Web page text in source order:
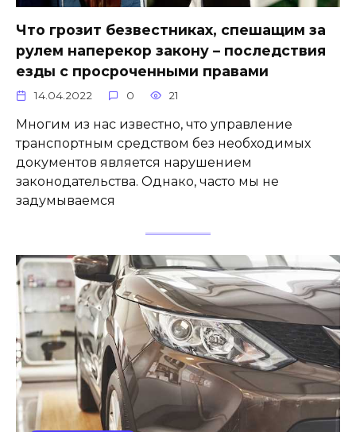
Что грозит безвестниках, спешащим за
рулем наперекор закону – последствия
езды с просроченными правами
14.04.2022 0 21
Многим из нас известно, что управление
транспортным средством без необходимых
документов является нарушением
законодательства. Однако, часто мы не
задумываемся